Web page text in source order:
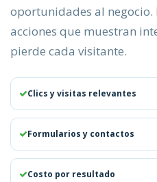
oportunidades al negocio.
acciones que muestran
pierde cada visitante.
Clics y visitas relevantes
Formularios y contactos
Costo por resultado